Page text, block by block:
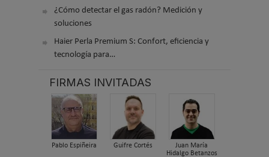
¿Cómo detectar el gas radón? Medición y
soluciones
Haier Perla Premium S: Confort, eficiencia y
tecnología para…
FIRMAS INVITADAS
Pablo Espiñeira Guifre Cortés
Juan María
Hidalgo Betanzos